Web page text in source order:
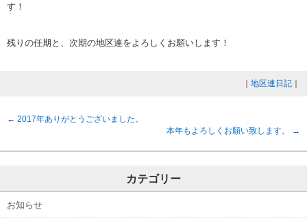
す！
残りの任期と、次期の地区連をよろしくお願いします！
地区連日記
← 2017年ありがとうございました。
本年もよろしくお願い致します。
→
カテゴリー
お知らせ